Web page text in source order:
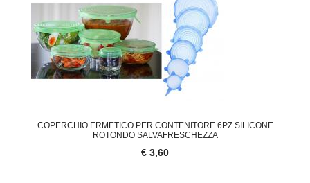
COPERCHIO ERMETICO PER CONTENITORE 6PZ SILICONE
ROTONDO SALVAFRESCHEZZA
€ 3,60